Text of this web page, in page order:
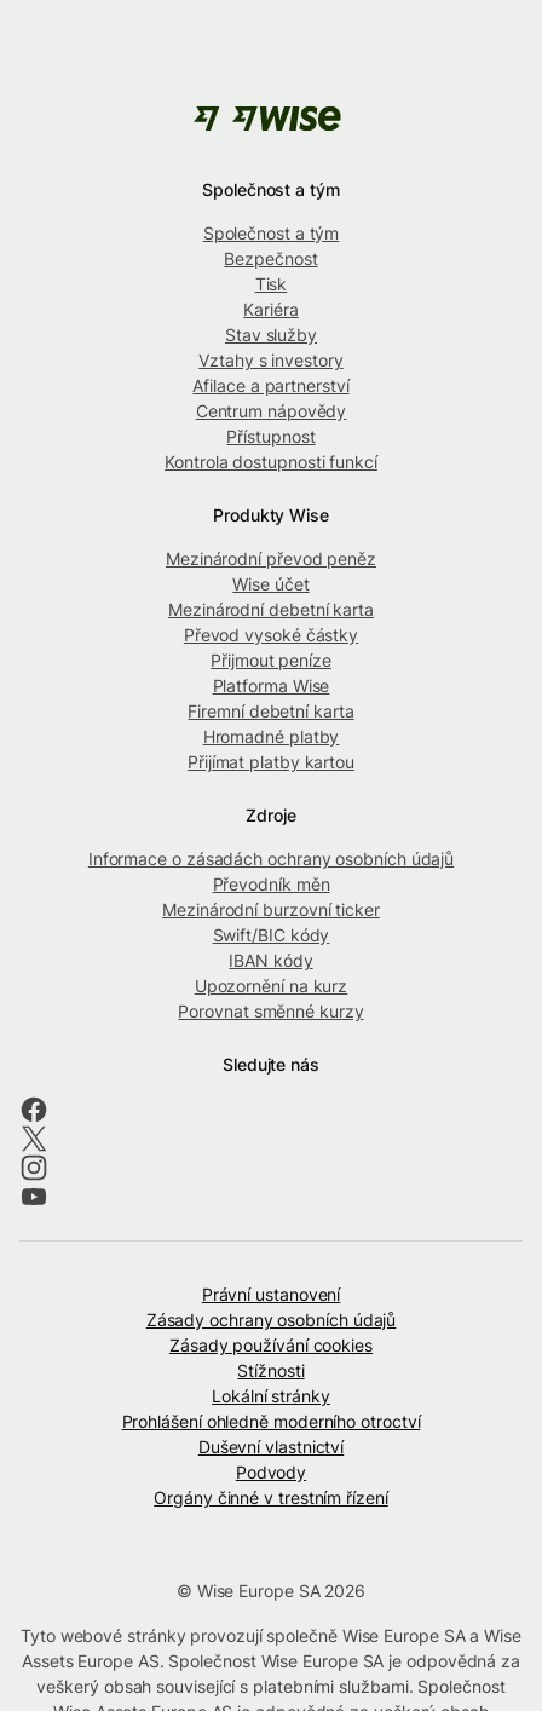
Společnost a tým
Společnost a tým
Bezpečnost
Tisk
Kariéra
Stav služby
Vztahy s investory
Afilace a partnerství
Centrum nápovědy
Přístupnost
Kontrola dostupnosti funkcí
Produkty Wise
Mezinárodní převod peněz
Wise účet
Mezinárodní debetní karta
Převod vysoké částky
Přijmout peníze
Platforma Wise
Firemní debetní karta
Hromadné platby
Přijímat platby kartou
Zdroje
Informace o zásadách ochrany osobních údajů
Převodník měn
Mezinárodní burzovní ticker
Swift/BIC kódy
IBAN kódy
Upozornění na kurz
Porovnat směnné kurzy
Sledujte nás
Právní ustanovení
Zásady ochrany osobních údajů
Zásady používání cookies
Stížnosti
Lokální stránky
Prohlášení ohledně moderního otroctví
Duševní vlastnictví
Podvody
Orgány činné v trestním řízení
© Wise Europe SA 2026
Tyto webové stránky provozují společně Wise Europe SA a Wise
Assets Europe AS. Společnost Wise Europe SA je odpovědná za
veškerý obsah související s platebními službami. Společnost